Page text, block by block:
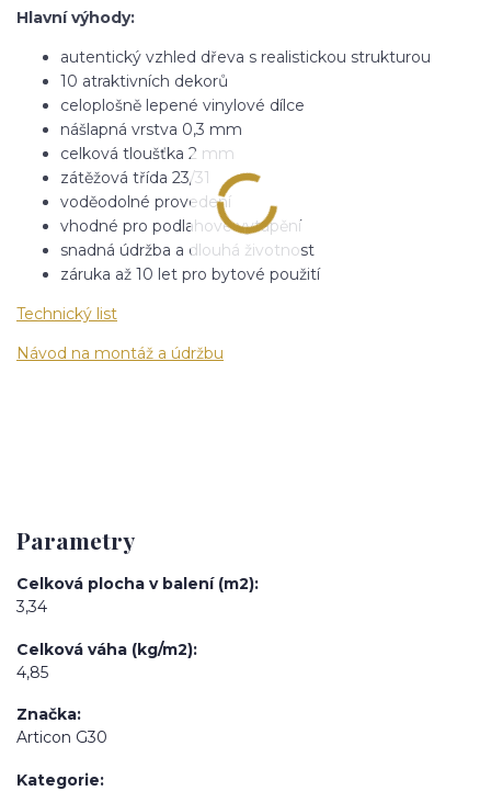
Hlavní výhody:
autentický vzhled dřeva s realistickou strukturou
10 atraktivních dekorů
celoplošně lepené vinylové dílce
nášlapná vrstva 0,3 mm
celková tloušťka 2 mm
zátěžová třída 23/31
voděodolné provedení
vhodné pro podlahové vytápění
snadná údržba a dlouhá životnost
záruka až 10 let pro bytové použití
Technický list
Návod na montáž a údržbu
Parametry
Celková plocha v balení (m2)
3,34
Celková váha (kg/m2)
4,85
Značka
Articon G30
Kategorie